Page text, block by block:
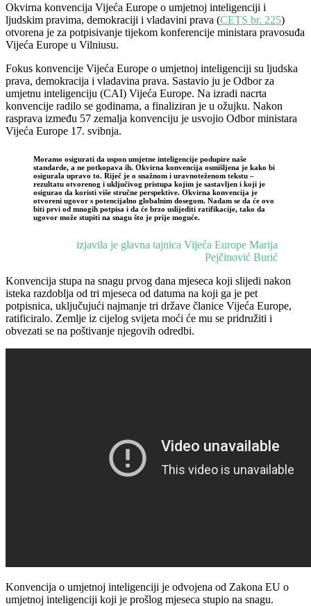
Okvirna konvencija Vijeća Europe o umjetnoj inteligenciji i
ljudskim pravima, demokraciji i vladavini prava (CETS br. 225)
otvorena je za potpisivanje tijekom konferencije ministara pravosuđa
Vijeća Europe u Vilniusu.
Fokus konvencije Vijeća Europe o umjetnoj inteligenciji su ljudska
prava, demokracija i vladavina prava. Sastavio ju je Odbor za
umjetnu inteligenciju (CAI) Vijeća Europe. Na izradi nacrta
konvencije radilo se godinama, a finaliziran je u ožujku. Nakon
rasprava između 57 zemalja konvenciju je usvojio Odbor ministara
Vijeća Europe 17. svibnja.
Moramo osigurati da uspon umjetne inteligencije podupire naše
standarde, a ne potkopava ih. Okvirna konvencija osmišljena je kako bi
osigurala upravo to. Riječ je o snažnom i uravnoteženom tekstu –
rezultatu otvorenog i uključivog pristupa kojim je sastavljen i koji je
osigurao da koristi više stručne perspektive. Okvirna konvencija je
otvoreni ugovor s potencijalno globalnim dosegom. Nadam se da će ovo
biti prvi od mnogih potpisa i da će brzo uslijediti ratifikacije, tako da
ugovor može stupiti na snagu što je prije moguće.
izjavila je glavna tajnica Vijeća Europe Marija
Pejčinović Burić
Konvencija stupa na snagu prvog dana mjeseca koji slijedi nakon
isteka razdoblja od tri mjeseca od datuma na koji ga je pet
potpisnica, uključujući najmanje tri države članice Vijeća Europe,
ratificiralo. Zemlje iz cijelog svijeta moći će mu se pridružiti i
obvezati se na poštivanje njegovih odredbi.
Konvencija o umjetnoj inteligenciji je odvojena od Zakona EU o
umjetnoj inteligenciji koji je prošlog mjeseca stupio na snagu.